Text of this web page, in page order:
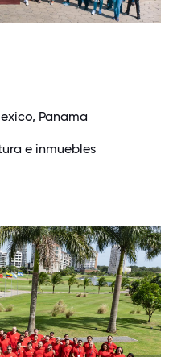
Panama
e inmuebles